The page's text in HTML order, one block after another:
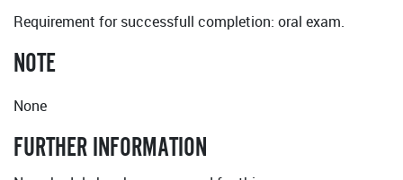
Requirement for successfull completion: oral exam.
NOTE
None
FURTHER INFORMATION